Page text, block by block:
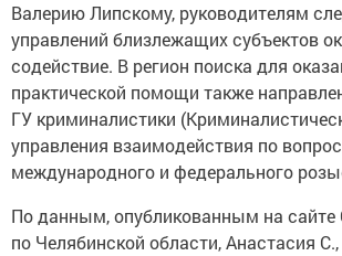
Валерию Липскому, руководителям
управлений близлежащих субъектов
содействие. В регион поиска для
практической помощи также
ГУ криминалистики
управления взаимодействия по
международного и федерального
По данным, опубликованным на сайте
по Челябинской области, Анастасия С.,